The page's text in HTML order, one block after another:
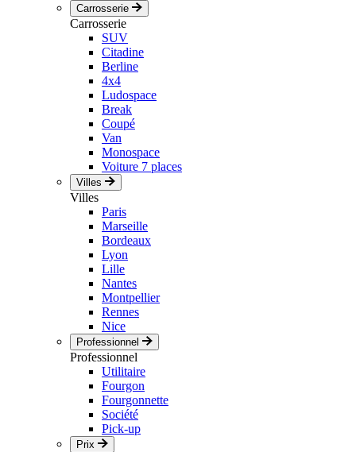
Carrosserie
Carrosserie
SUV
Citadine
Berline
4x4
Ludospace
Break
Coupé
Van
Monospace
Voiture 7 places
Villes
Villes
Paris
Marseille
Bordeaux
Lyon
Lille
Nantes
Montpellier
Rennes
Nice
Professionnel
Professionnel
Utilitaire
Fourgon
Fourgonnette
Société
Pick-up
Prix